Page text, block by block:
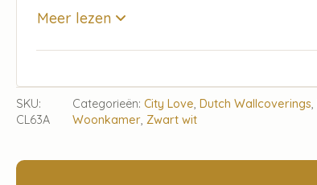
Meer lezen
SKU:
CL63A
Categorieën:City Love, Dutch Wallcoverings,
Woonkamer,Zwart wit